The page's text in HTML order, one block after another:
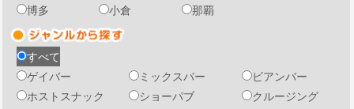
博多
小倉 那覇
すべて
ゲイバー
ミックスバー
ビアンバー
ホストスナック
ショーパブ
クルージング